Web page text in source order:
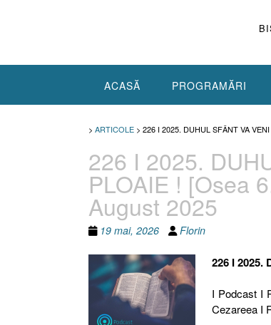
ACASĂ PROGRAMĂRI
> ARTICOLE > 226 I 2025. DUHUL SFÂNT VA
226 I 2025.
PLOAIE ! [Osea
August 2025
19 mai, 2026 Florin
226 I 2025.
I Podcast I
Cezareea I